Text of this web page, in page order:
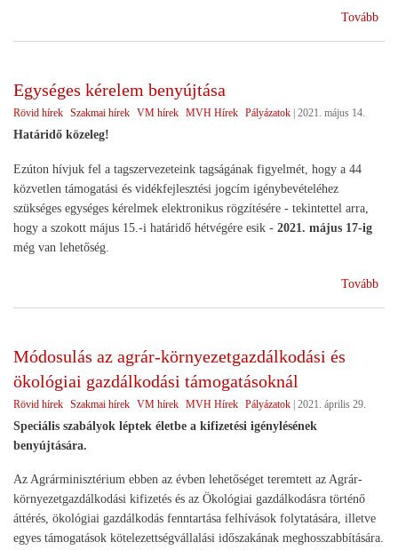
Tovább
Egységes kérelem benyújtása
Rövid hírek Szakmai hírek VM hírek MVH Hírek Pályázatok 2021. május 14.
Határidő közeleg!
Ezúton hívjuk fel a tagszervezeteink tagságának figyelmét, hogy a 44
közvetlen támogatási és vidékfejlesztési jogcím igénybevételéhez
szükséges egységes kérelmek elektronikus rögzítésére - tekintettel arra,
hogy a szokott május 15.-i határidő hétvégére esik - 2021. május 17-ig
még van lehetőség.
Tovább
Módosulás az agrár-környezetgazdálkodási és
ökológiai gazdálkodási támogatásoknál
Rövid hírek Szakmai hírek VM hírek MVH Hírek Pályázatok | 2021. április 29.
Speciális szabályok léptek életbe a kifizetési igénylésének
benyújtására.
Az Agrárminisztérium ebben az évben lehetőséget teremtett az Agrár-
környezetgazdálkodási kifizetés és az Ökológiai gazdálkodásra történő
áttérés, ökológiai gazdálkodás fenntartása felhívások folytatására, illetve
egyes támogatások kötelezettségvállalási időszakának meghosszabbítására.